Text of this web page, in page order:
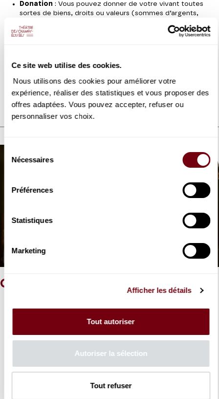
Ce site web utilise des cookies.
Nous utilisons des cookies pour améliorer votre
expérience, réaliser des statistiques et vous proposer des
offres adaptées. Vous pouvez accepter, refuser ou
personnaliser vos choix.
Nécessaires
Préférences
Statistiques
Marketing
Afficher les détails
Tout autoriser
Autoriser la sélection
Tout refuser
Donation : Vous pouvez donner de votre vivant toutes
sortes de biens, droits ou valeurs (sommes d’argents,
maison, terrain…).
bénéficiaire, en totalité ou en partie de votre contrat
d’assurance-vie. Cette transmission sera totalement
Diapositive précédente
CONTACTS
Julia Neugebauer
Directrice Mécénat, Evénementiel et Partenariats
01 49 52 50 80
jneugebauer@theatrechampselysees.fr